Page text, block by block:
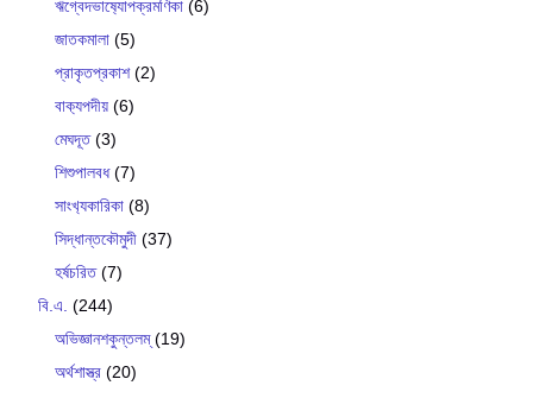
ঋগ্বেদভাষ‍্যোপক্রমণিকা (6)
জাতকমালা (5)
প্রাকৃতপ্রকাশ(2)
বাক‍্যপদীয় (6)
মেঘদূত(3)
শিশুপালবধ(7)
সাংখ‍্যকারিকা (8)
সিদ্ধান্তকৌমুদী (37)
হর্ষচরিত(7)
বি.এ. (244)
অভিজ্ঞানশকুন্তলম্(19)
অর্থশাস্ত্র (20)